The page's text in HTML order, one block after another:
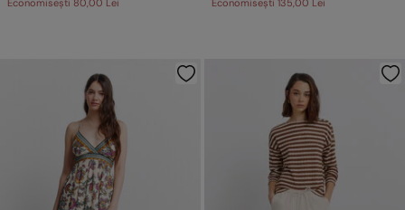
Economisești 80,00 Lei Economisești 135,00 Lei